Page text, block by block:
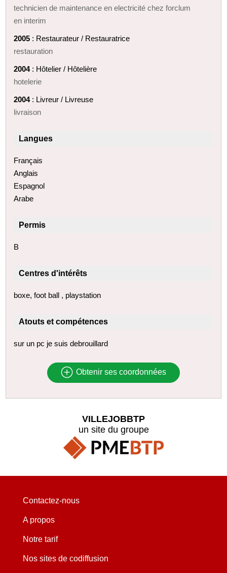
technicien de maintenance en electricité chez forclum
en interim
2005 : Restaurateur / Restauratrice
restauration
2004: Hôtelier / Hôtelière
hotelerie
2004: Livreur / Livreuse
livraison
Langues
Français
Anglais
Espagnol
Arabe
Permis
B
Centres d'intérêts
boxe, foot ball , playstation
Atouts et compétences
sur un pc je suis debrouillard
Obtenir ses coordonnées
VILLEJOBBTP
un site du groupe
Contactez-nous
A propos
Notre tarif
Nos sites de codiffusion